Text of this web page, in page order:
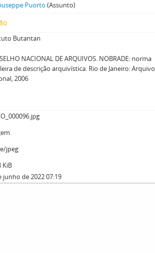
Puorto (Assunto)
Butantan
NACIONAL DE ARQUIVOS. NOBRADE: norma
de descrição arquivística. Rio de Janeiro: Arquivo
2006
jpeg
KiB
junho de 2022 07:19